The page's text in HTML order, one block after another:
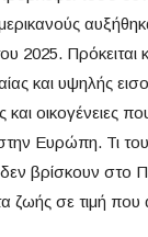
2025. Πρόκειται
και υψηλής
οικογένειες
Ευρώπη. Τι
δεν βρίσκουν στο
ζωής σε τιμή που